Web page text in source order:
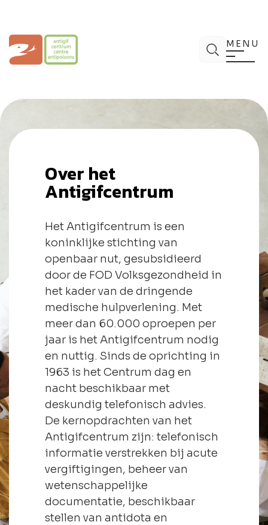
inhoud
Antigifcentrum ZoekMENU
Over het
Antigifcentrum
Het Antigifcentrum is een
koninklijke stichting van
openbaar nut, gesubsidieerd
door de FOD Volksgezondheid in
het kader van de dringende
medische hulpverlening. Met
meer dan 60.000 oproepen per
jaar is het Antigifcentrum nodig
en nuttig. Sinds de oprichting in
1963 is het Centrum dag en
nacht beschikbaar met
deskundig telefonisch advies.
De kernopdrachten van het
Antigifcentrum zijn: telefonisch
informatie verstrekken bij acute
vergiftigingen, beheer van
wetenschappelijke
documentatie, beschikbaar
stellen van antidota en